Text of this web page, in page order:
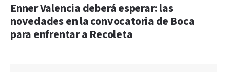
Enner Valencia deberá esperar: las
novedades en la convocatoria de Boca
para enfrentar a Recoleta